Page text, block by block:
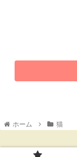
ホーム 猫